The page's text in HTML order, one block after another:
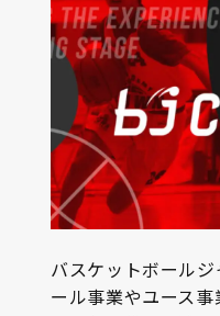
バスケットボール
ール事業やユース